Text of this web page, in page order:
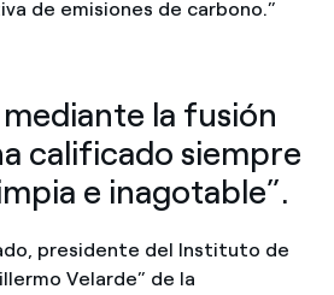
de emisiones de carbono.”
la fusión
calificado siempre
e inagotable”.
presidente del Instituto de
Velarde” de la